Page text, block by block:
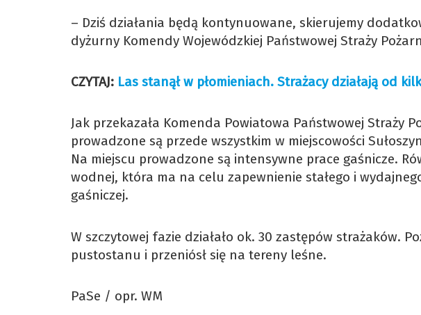
– Dziś działania będą kontynuowane, skierujemy
dyżurny Komendy Wojewódzkiej Państwowej Straży
CZYTAJ: Las stanął w płomieniach. Strażacy działają od
Jak przekazała Komenda Powiatowa Państwowej Straży
prowadzone są przede wszystkim w miejscowości
Na miejscu prowadzone są intensywne prace gaśnicze.
wodnej, która ma na celu zapewnienie stałego i
gaśniczej.
W szczytowej fazie działało ok. 30 zastępów strażaków.
pustostanu i przeniósł się na tereny leśne.
PaSe / opr. WM